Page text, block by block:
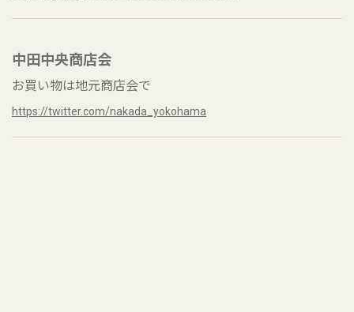
中田中央商店会
お買い物は地元商店会で
https://twitter.com/nakada_yokohama